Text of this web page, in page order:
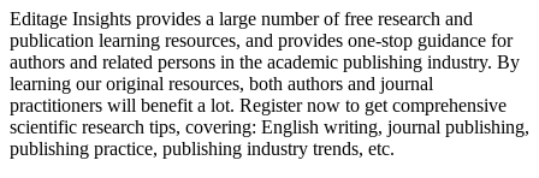
Editage Insights provides a large number of free research and
publication learning resources, and provides one-stop guidance for
authors and related persons in the academic publishing industry. By
learning our original resources, both authors and journal
practitioners will benefit a lot. Register now to get comprehensive
scientific research tips, covering: English writing, journal publishing,
publishing practice, publishing industry trends, etc.